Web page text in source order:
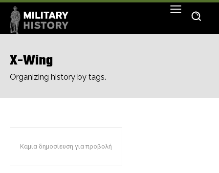
X-Wing
Organizing history by tags.
Καμία δημοσίευση για προβολή